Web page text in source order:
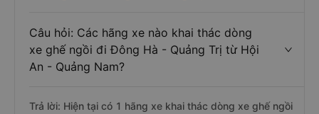
Câu hỏi: Các hãng xe nào khai thác dòng
xe ghế ngồi đi Đông Hà - Quảng Trị từ Hội
An - Quảng Nam?
Trả lời: Hiện tại có 1 hãng xe khai thác dòng xe ghế ngồi